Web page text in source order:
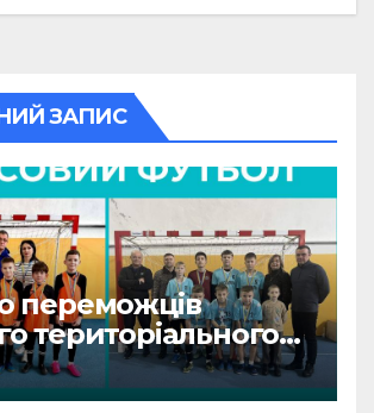
ЗАПИС
переможців
територіального
«Пліч-о-пліч:
шкільні ліги»